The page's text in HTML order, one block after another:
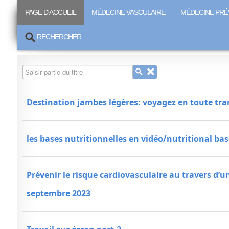
PAGE D'ACCUEIL MÉDECINE VASCULAIRE MÉDECINE
RECHERCHER
Saisir partie du titre
Destination jambes légères: voyagez en toute
les bases nutritionnelles en vidéo/nutritional
Prévenir le risque cardiovasculaire au travers
septembre 2023